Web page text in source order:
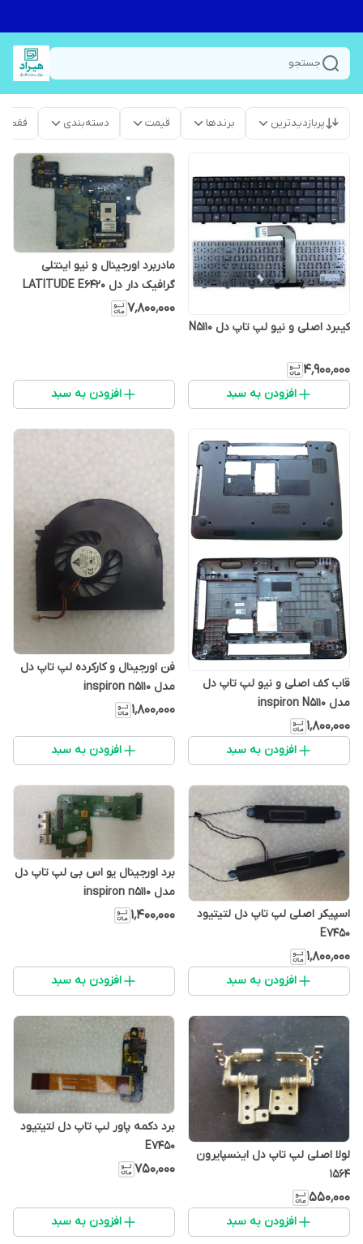
جستجو
پربازدیدترین برندها قیمت دسته‌بندی فقط
کیبرد اصلی و نیو لپ تاپ دل N5110
۴٬۹۰۰٬۰۰۰
افزودن به سبد
مادربرد اورجینال و نیو اینتلی
گرافیک دار دل LATITUDE E6420
LA-6592P REV:2
۷٬۸۰۰٬۰۰۰
افزودن به سبد
قاب کف اصلی و نیو لپ تاپ دل
مدل inspiron N5110
۱٬۸۰۰٬۰۰۰
افزودن به سبد
فن اورجینال و کارکرده لپ تاپ دل
مدل inspiron n5110
۱٬۸۰۰٬۰۰۰
افزودن به سبد
اسپیکر اصلی لپ تاپ دل لتیتیود
E7450
۱٬۸۰۰٬۰۰۰
افزودن به سبد
برد اورجینال یو اس بی لپ تاپ دل
مدل inspiron n5110
۱٬۴۰۰٬۰۰۰
افزودن به سبد
لولا اصلی لپ تاپ دل اینسپایرون
1564
۵۵۰٬۰۰۰
افزودن به سبد
برد دکمه پاور لپ تاپ دل لتیتیود
E7450
۷۵۰٬۰۰۰
افزودن به سبد